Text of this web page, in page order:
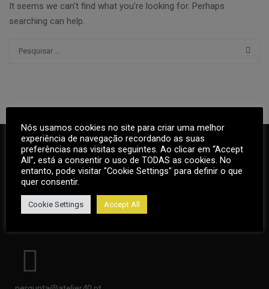
It seems we can’t find what you’re looking for. Perhaps
searching can help.
Nós usamos cookies no site para criar uma melhor
experiência de navegação recordando as suas
preferências nas visitas seguintes. Ao clicar em “Accept
All”, está a consentir o uso de TODAS as cookies. No
entanto, pode visitar "Cookie Settings" para definir o que
quer consentir.
Cookie Settings Accept All